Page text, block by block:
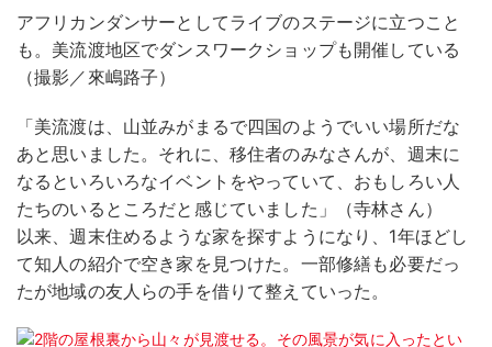
アフリカンダンサーとしてライブのステージに立つこと
も。美流渡地区でダンスワークショップも開催している
（撮影／來嶋路子）
「美流渡は、山並みがまるで四国のようでいい場所だな
あと思いました。それに、移住者のみなさんが、週末に
なるといろいろなイベントをやっていて、おもしろい人
たちのいるところだと感じていました」（寺林さん）
以来、週末住めるような家を探すようになり、1年ほどし
て知人の紹介で空き家を見つけた。一部修繕も必要だっ
たが地域の友人らの手を借りて整えていった。